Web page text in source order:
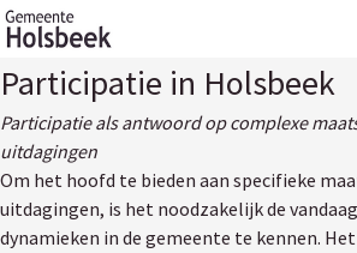
Participatie in Holsbeek
Participatie als antwoord op complexe
uitdagingen
Om het hoofd te bieden aan specifieke
uitdagingen, is het noodzakelijk de
dynamieken in de gemeente te kennen.